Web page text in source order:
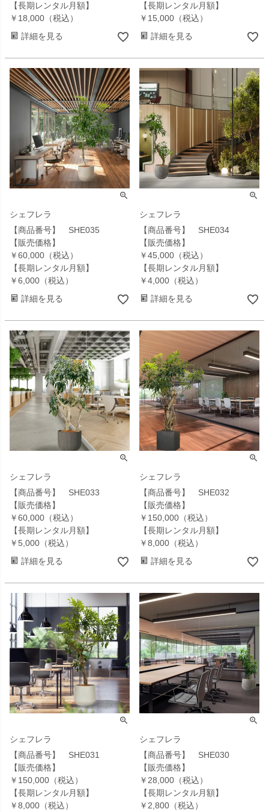
【長期レンタル月額】
￥18,000（税込）
詳細を見る
【長期レンタル月額】
￥15,000（税込）
詳細を見る
シェフレラ
【商品番号】 SHE035
【販売価格】
￥60,000（税込）
【長期レンタル月額】
￥6,000（税込）
詳細を見る
シェフレラ
【商品番号】 SHE034
【販売価格】
￥45,000（税込）
【長期レンタル月額】
￥4,000（税込）
詳細を見る
シェフレラ
【商品番号】 SHE033
【販売価格】
￥60,000（税込）
【長期レンタル月額】
￥5,000（税込）
詳細を見る
シェフレラ
【商品番号】 SHE032
【販売価格】
￥150,000（税込）
【長期レンタル月額】
￥8,000（税込）
詳細を見る
シェフレラ
【商品番号】 SHE031
【販売価格】
￥150,000（税込）
【長期レンタル月額】
￥8,000（税込）
シェフレラ
【商品番号】 SHE030
【販売価格】
￥28,000（税込）
【長期レンタル月額】
￥2,800（税込）